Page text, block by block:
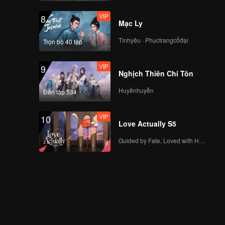
8
Trọn bộ 40 tập
VIP
Mạc Ly
Tìnhyêu · Phụctrangcổđại
9
Đến tập 534
VIP
Nghịch Thiên Chí Tôn
Huyềnhuyễn
10 VIP
Love Actually S5